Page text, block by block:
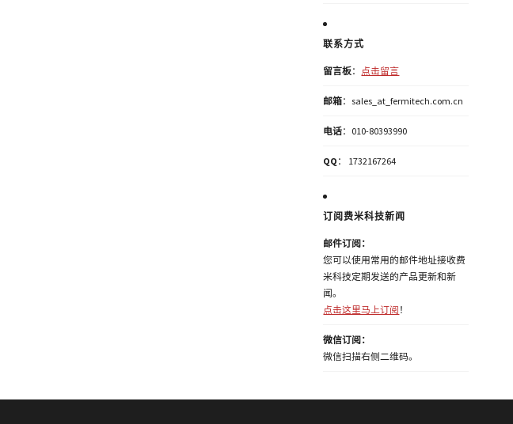
联系方式
留言板： 点击留言
邮箱：sales_at_fermitech.com.cn
电话：010-80393990
QQ ： 1732167264
订阅费米科技新闻
邮件订阅：
您可以使用常用的邮件地址接收费
米科技定期发送的产品更新和新
闻。
点击这里马上订阅 ！
微信订阅：
微信扫描右侧二维码。